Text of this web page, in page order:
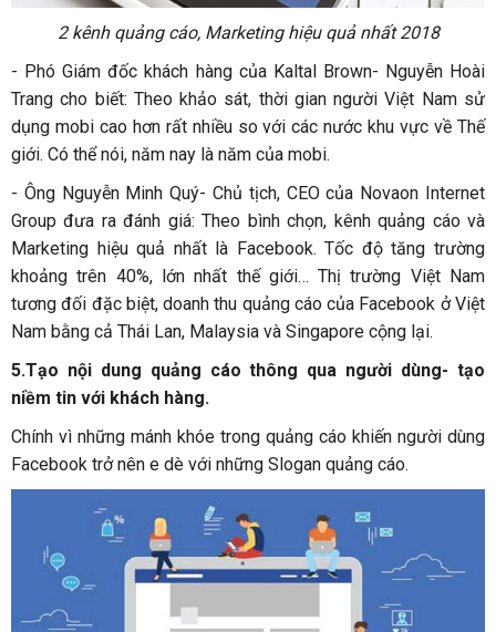
2 kênh quảng cáo, Marketing hiệu quả nhất 2018
- Phó Giám đốc khách hàng của Kaltal Brown- Nguyễn Hoài
Trang cho biết: Theo khảo sát, thời gian người Việt Nam sử
dụng mobi cao hơn rất nhiều so với các nước khu vực về Thế
giới. Có thể nói, năm nay là năm của mobi.
- Ông Nguyễn Minh Quý- Chủ tịch, CEO của Novaon Internet
Group đưa ra đánh giá: Theo bình chọn, kênh quảng cáo và
Marketing hiệu quả nhất là Facebook. Tốc độ tăng trường
khoảng trên 40%, lớn nhất thế giới… Thị trường Việt Nam
tương đối đặc biệt, doanh thu quảng cáo của Facebook ở Việt
Nam bằng cả Thái Lan, Malaysia và Singapore cộng lại.
5.Tạo nội dung quảng cáo thông qua người dùng- tạo
niềm tin với khách hàng.
Chính vì những mánh khóe trong quảng cáo khiến người dùng
Facebook trở nên e dè với những Slogan quảng cáo.